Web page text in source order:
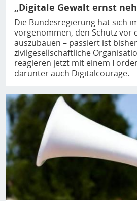
„Digitale Gewalt ernst
Die Bundesregierung hat sich
vorgenommen, den Schutz vor
auszubauen – passiert ist
zivilgesellschaftliche
reagieren jetzt mit einem
darunter auch Digitalcourage.
Bild